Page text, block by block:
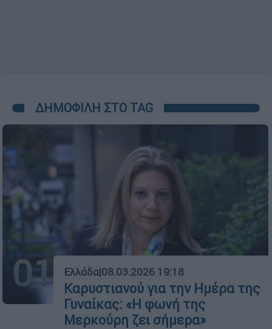
ΔΗΜΟΦΙΛΗ ΣΤΟ TAG
01 Ελλάδα|08.03.2026 19:18
Καρυστιανού για την Ημέρα της
Γυναίκας: «Η φωνή της
Μερκούρη ζει σήμερα»